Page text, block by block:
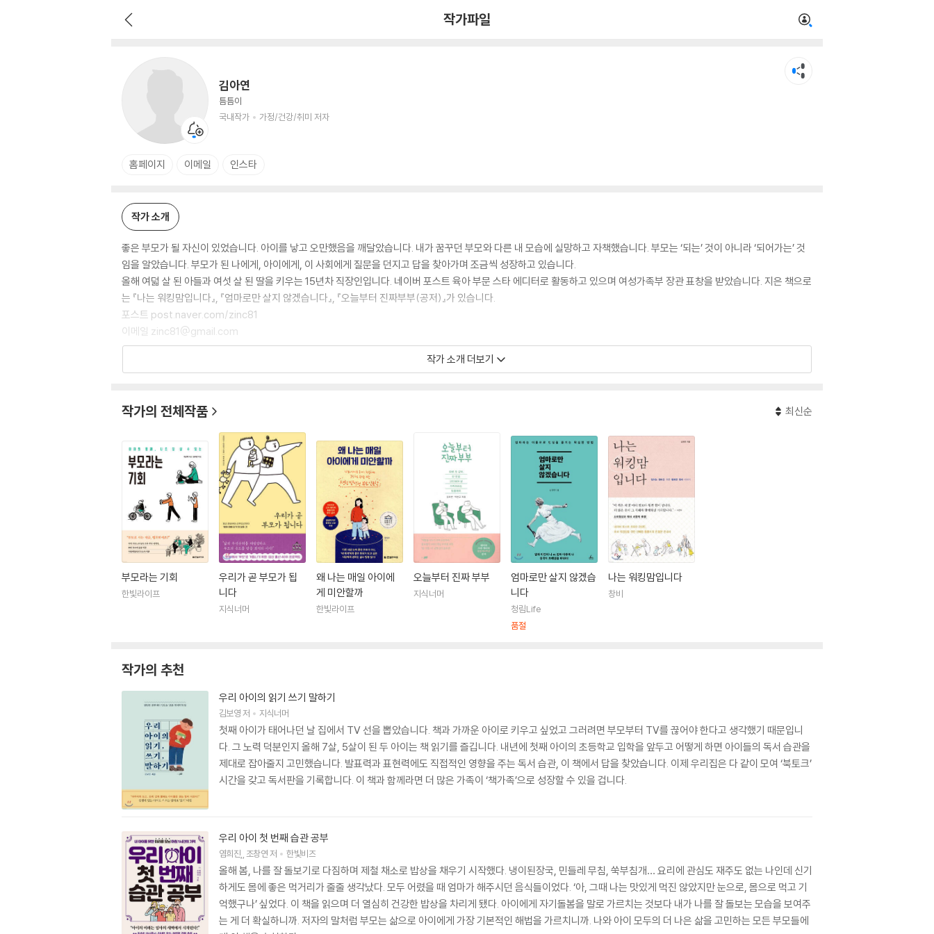
작가파일
김아연
틈틈이
국내작가
가정/건강/취미 저자
홈페이지 이메일 인스타
작가 소개
좋은 부모가 될 자신이 있었습니다. 아이를 낳고 오만했음을 깨달았습니다. 내가 꿈꾸던 부모와 다른 내 모습에 실망하고 자책했습니다. 부모는 ‘되는’ 것이 아니라 ‘되어가는’ 것
임을 알았습니다. 부모가 된 나에게, 아이에게, 이 사회에게 질문을 던지고 답을 찾아가며 조금씩 성장하고 있습니다.
올해 여덟 살 된 아들과 여섯 살 된 딸을 키우는 15년차 직장인입니다. 네이버 포스트 육아 부문 스타 에디터로 활동하고 있으며 여성가족부 장관 표창을 받았습니다. 지은 책으로
는 『나는 워킹맘입니다』, 『엄마로만 살지 않겠습니다』, 『오늘부터 진짜부부(공저)』가 있습니다.
포스트 post.naver.com/zinc81
이메일 zinc81@gmail.com
둘째 육아휴직을 끝내고 복직하며 ‘틈틈이’라는 닉네임으로 글을 쓰기 시작했다. 틈이 날 때마다, 틈을 만들어서 워킹맘, 맞벌이 부부, 엄마로서의 일상과 고민을 《나는 워킹맘입
‘아연’으로 닉네임을 바꿨다. 실제 이름과 같지만 뜻은 개명 전 한자인 ‘스스로 아我’ ‘인연 연緣’을 담았다. 낯가리고 부끄러움 많은 내가 부모가 되고는 스스로 인연을 만들고 있
는 게 기특해서, 그런 내가 좋아서, 앞으로 더 많은 인연을 만들고 싶어서 ‘아연’으로 불리고 싶다.
인스타그램 @tmtm2_writer
작가 소개 더보기
작가의 전체작품 최신순
부모라는 기회
한빛라이프
우리가 곧 부모가 됩
니다
지식너머
왜 나는 매일 아이에
게 미안할까
한빛라이프
오늘부터 진짜 부부
지식너머
엄마로만 살지 않겠습
니다
청림Life
품절
나는 워킹맘입니다
창비
작가의 추천
우리 아이의 읽기 쓰기 말하기
김보영저 지식너머
첫째 아이가 태어나던 날 집에서 TV 선을 뽑았습니다. 책과 가까운 아이로 키우고 싶었고 그러려면 부모부터 TV를 끊어야 한다고 생각했기 때문입니
다. 그 노력 덕분인지 올해 7살, 5살이 된 두 아이는 책 읽기를 즐깁니다. 내년에 첫째 아이의 초등학교 입학을 앞두고 어떻게 하면 아이들의 독서 습관을
제대로 잡아줄지 고민했습니다. 발표력과 표현력에도 직접적인 영향을 주는 독서 습관, 이 책에서 답을 찾았습니다. 이제 우리집은 다 같이 모여 ‘북토크’
시간을 갖고 독서판을 기록합니다. 이 책과 함께라면 더 많은 가족이 ‘책가족’으로 성장할 수 있을 겁니다.
우리 아이 첫 번째 습관 공부
염희진 조창연저 한빛비즈
올해 봄, 나를 잘 돌보기로 다짐하며 제철 채소로 밥상을 채우기 시작했다. 냉이된장국, 민들레 무침, 쑥부침개… 요리에 관심도 재주도 없는 나인데 신기
하게도 몸에 좋은 먹거리가 줄줄 생각났다. 모두 어렸을 때 엄마가 해주시던 음식들이었다. ‘아, 그때 나는 맛있게 먹진 않았지만 눈으로, 몸으로 먹고 기
억했구나’ 싶었다. 이 책을 읽으며 더 열심히 건강한 밥상을 차리게 됐다. 아이에게 자기돌봄을 말로 가르치는 것보다 내가 나를 잘 돌보는 모습을 보여주
는 게 더 확실하니까. 저자의 말처럼 부모는 삶으로 아이에게 가장 기본적인 해법을 가르치니까. 나와 아이 모두의 더 나은 삶을 고민하는 모든 부모들에